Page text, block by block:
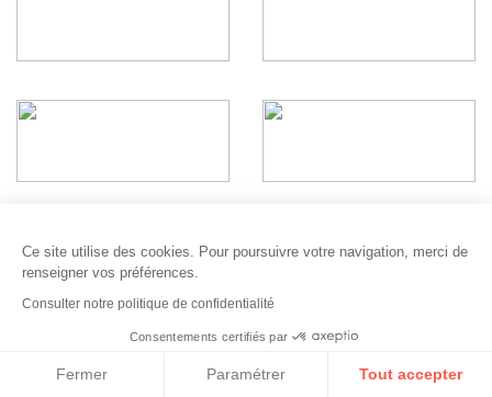
Demander à être rappelé(e)
Ce site utilise des cookies. Pour poursuivre votre navigation, merci de
renseigner vos préférences.
Consulter notre politique de confidentialité
Consentements certifiés par
Fermer Paramétrer Tout accepter